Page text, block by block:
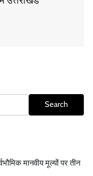
Search
मानवीय मूल्यों पर तीन